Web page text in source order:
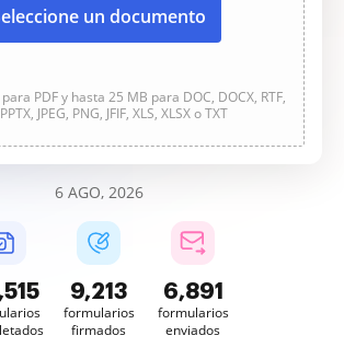
un documento
PDF y hasta 25 MB para DOC, DOCX, RTF,
JPEG, PNG, JFIF, XLS, XLSX o TXT
6 AGO, 2026
9,213
formularios
firmados
6,891
formularios
enviados